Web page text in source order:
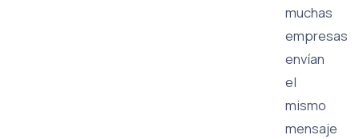
muchas
empresas
envían
el
mismo
mensaje